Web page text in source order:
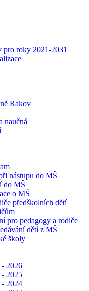
pro roky 2021-2031
Rakov
naučná
nástupu do MŠ
do MŠ
o MŠ
předškolních dětí
pro pedagogy a rodiče
dětí z MŠ
školy
- 2026
- 2025
- 2024